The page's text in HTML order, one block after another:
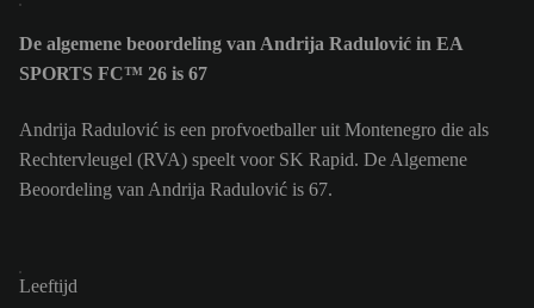
De algemene beoordeling van Andrija Radulović in EA
SPORTS FC™ 26 is 67
Andrija Radulović is een profvoetballer uit Montenegro die als
Rechtervleugel (RVA) speelt voor SK Rapid. De Algemene
Beoordeling van Andrija Radulović is 67.
Leeftijd